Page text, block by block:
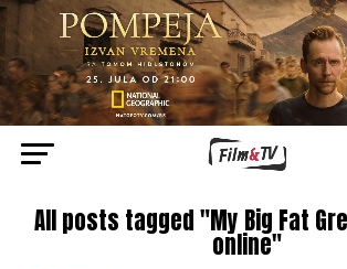
All posts tagged "My Big Fat
online"